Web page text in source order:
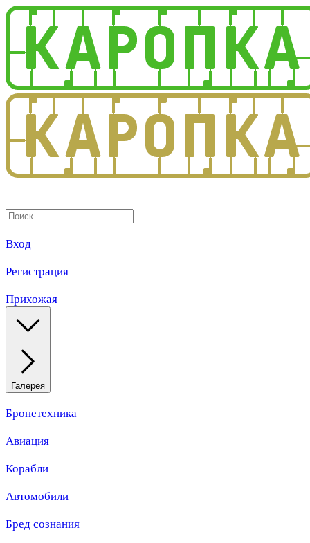
Вход
Регистрация
Прихожая
Галерея
Бронетехника
Авиация
Корабли
Автомобили
Бред сознания